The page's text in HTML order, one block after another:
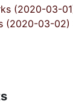
ゲーシ
(2020-03-
(2020-03-02)